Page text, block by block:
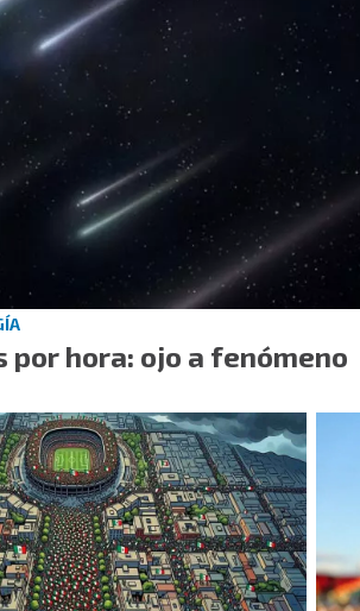
por hora: ojo a fenómeno